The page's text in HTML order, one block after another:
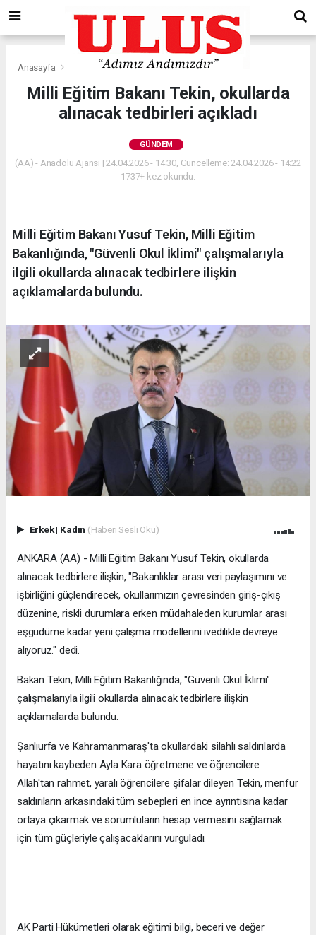
Anasayfa Gündem
Milli Eğitim Bakanı Tekin, okullarda
alınacak tedbirleri açıkladı
GÜNDEM
(AA) - Anadolu Ajansı | 24.04.2026 - 14:30, Güncelleme: 24.04.2026 - 14:22
1737+ kez okundu.
Milli Eğitim Bakanı Yusuf Tekin, Milli Eğitim
Bakanlığında, "Güvenli Okul İklimi" çalışmalarıyla
ilgili okullarda alınacak tedbirlere ilişkin
açıklamalarda bulundu.
Erkek| Kadın (Haberi Sesli Oku)
ANKARA (AA) - Milli Eğitim Bakanı Yusuf Tekin, okullarda
alınacak tedbirlere ilişkin, "Bakanlıklar arası veri paylaşımını ve
işbirliğini güçlendirecek, okullarımızın çevresinden giriş-çıkış
düzenine, riskli durumlara erken müdahaleden kurumlar arası
eşgüdüme kadar yeni çalışma modellerini ivedilikle devreye
alıyoruz." dedi.
Bakan Tekin, Milli Eğitim Bakanlığında, "Güvenli Okul İklimi"
çalışmalarıyla ilgili okullarda alınacak tedbirlere ilişkin
açıklamalarda bulundu.
Şanlıurfa ve Kahramanmaraş'ta okullardaki silahlı saldırılarda
hayatını kaybeden Ayla Kara öğretmene ve öğrencilere
Allah'tan rahmet, yaralı öğrencilere şifalar dileyen Tekin, menfur
saldırıların arkasındaki tüm sebepleri en ince ayrıntısına kadar
ortaya çıkarmak ve sorumluların hesap vermesini sağlamak
için tüm güçleriyle çalışacaklarını vurguladı.
AK Parti Hükümetleri olarak eğitimi bilgi, beceri ve değer